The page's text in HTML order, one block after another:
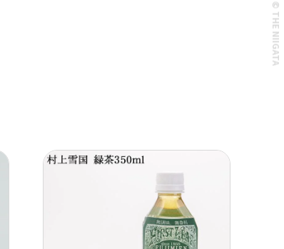
© THE NIIGATA